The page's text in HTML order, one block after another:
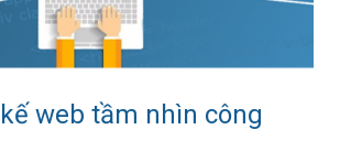
web tầm nhìn công